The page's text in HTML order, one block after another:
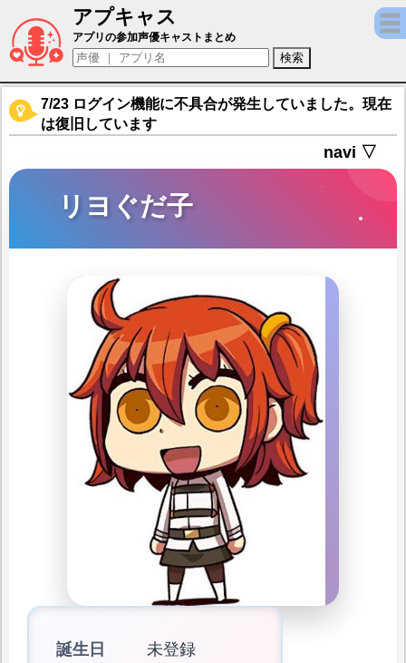
アプキャス
リヨぐだ子（声優：金田朋子)【Fate/Grand
アプリの参加声優キャストまとめ
7/23 ログイン機能に不具合が発生していました。現在
は復旧しています
navi ▽
リヨぐだ子
誕生日
未登録